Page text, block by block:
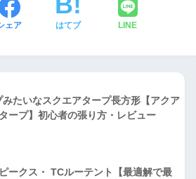
ェア はてブ LINE
みたいなスクエアタープ長方形【アクア
ープ】初心者の張り方・レビュー
ークス・ TCルーテント【最適解で最